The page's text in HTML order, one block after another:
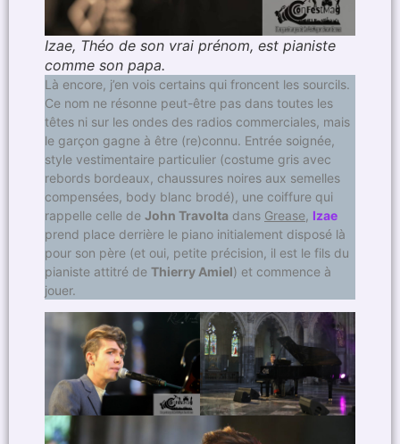
Izae, Théo de son vrai prénom, est pianiste
comme son papa.
Là encore, j’en vois certains qui froncent les sourcils.
Ce nom ne résonne peut-être pas dans toutes les
têtes ni sur les ondes des radios commerciales, mais
le garçon gagne à être (re)connu. Entrée soignée,
style vestimentaire particulier (costume gris avec
rebords bordeaux, chaussures noires aux semelles
compensées, body blanc brodé), une coiffure qui
rappelle celle de John Travolta dans Grease, Izae
prend place derrière le piano initialement disposé là
pour son père (et oui, petite précision, il est le fils du
pianiste attitré de Thierry Amiel) et commence à
jouer.